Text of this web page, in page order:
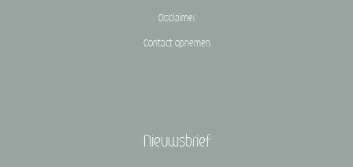
Disclaimer
Contact opnemen
Nieuwsbrief